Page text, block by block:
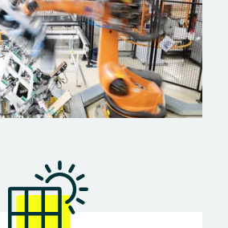
Solarhersteller aus
im Vergleich: Wichtige
Blick
Anschaffungskosten einer
starker Anbieter für deutsche